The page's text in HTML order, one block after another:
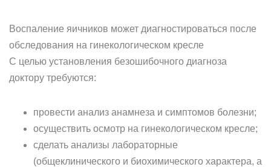
Воспаление яичников может диагностироваться после
обследования на гинекологическом кресле
С целью установления безошибочного диагноза
доктору требуются:
провести анализ анамнеза и симптомов болезни;
осуществить осмотр на гинекологическом кресле;
сделать анализы лабораторные
(общеклинического и биохимического характера, а